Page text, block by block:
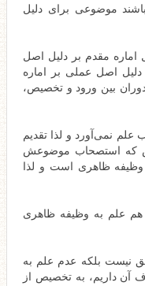
موضوعی برای دلیل
اماره مقدم بر دلیل اصل
اصل عملی بر اماره
بین ورود و تخصیص،
نمی‌آورد و لذا تقدیم
که استصحاب موضوعش
ظاهری است و لذا
علم به وظیفه ظاهری
نیست بلکه عدم علم به
آن داریم، به تخصیص از